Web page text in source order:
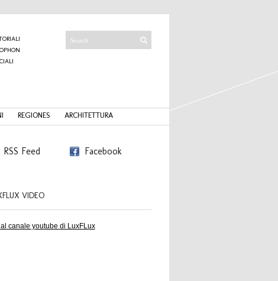
REGIONES ARCHITETTURA
RSS Feed Facebook
VIDEO
canale youtube di LuxFLux